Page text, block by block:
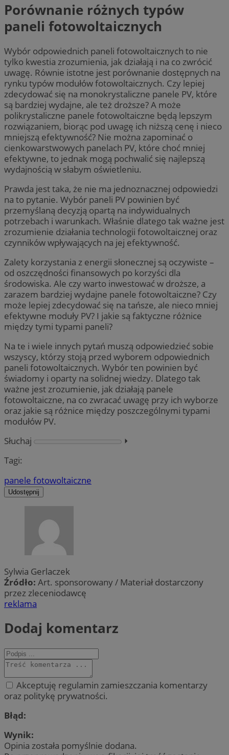
Porównanie różnych typów
paneli fotowoltaicznych
Wybór odpowiednich paneli fotowoltaicznych to nie
tylko kwestia zrozumienia, jak działają i na co zwrócić
uwagę. Równie istotne jest porównanie dostępnych na
rynku typów modułów fotowoltaicznych. Czy lepiej
zdecydować się na monokrystaliczne panele PV, które
są bardziej wydajne, ale też droższe? A może
polikrystaliczne panele fotowoltaiczne będą lepszym
rozwiązaniem, biorąc pod uwagę ich niższą cenę i nieco
mniejszą efektywność? Nie można zapominać o
cienkowarstwowych panelach PV, które choć mniej
efektywne, to jednak mogą pochwalić się najlepszą
wydajnością w słabym oświetleniu.
Prawda jest taka, że nie ma jednoznacznej odpowiedzi
na to pytanie. Wybór paneli PV powinien być
przemyślaną decyzją opartą na indywidualnych
potrzebach i warunkach. Właśnie dlatego tak ważne jest
zrozumienie działania technologii fotowoltaicznej oraz
czynników wpływających na jej efektywność.
Zalety korzystania z energii słonecznej są oczywiste –
od oszczędności finansowych po korzyści dla
środowiska. Ale czy warto inwestować w droższe, a
zarazem bardziej wydajne panele fotowoltaiczne? Czy
może lepiej zdecydować się na tańsze, ale nieco mniej
efektywne moduły PV? I jakie są faktyczne różnice
między tymi typami paneli?
Na te i wiele innych pytań muszą odpowiedzieć sobie
wszyscy, którzy stoją przed wyborem odpowiednich
paneli fotowoltaicznych. Wybór ten powinien być
świadomy i oparty na solidnej wiedzy. Dlatego tak
ważne jest zrozumienie, jak działają panele
fotowoltaiczne, na co zwracać uwagę przy ich wyborze
oraz jakie są różnice między poszczególnymi typami
modułów PV.
Słuchaj
⏵︎
Tagi:
panele fotowoltaiczne
Udostępnij
Sylwia Gerlaczek
Źródło: Art. sponsorowany / Materiał dostarczony
przez zleceniodawcę
reklama
Dodaj komentarz
Akceptuję regulamin zamieszczania komentarzy
oraz politykę prywatności.
Błąd:
Wynik:
Opinia została pomyślnie dodana.